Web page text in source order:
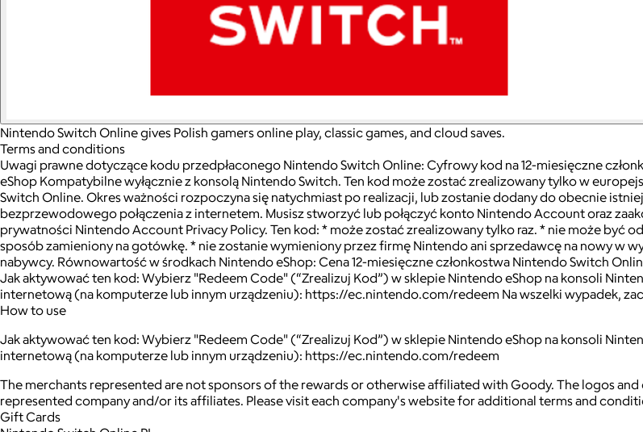
Nintendo Switch Online gives Polish gamers online play, classic games, and cloud saves.
Terms and conditions
Uwagi prawne dotyczące kodu przedpłaconego Nintendo Switch Online: Cyfrowy kod na 12-miesięczne
eShop Kompatybilne wyłącznie z konsolą Nintendo Switch. Ten kod może zostać zrealizowany tylko w
Switch Online. Okres ważności rozpoczyna się natychmiast po realizacji, lub zostanie dodany do obecnie
bezprzewodowego połączenia z internetem. Musisz stworzyć lub połączyć konto Nintendo Account oraz
prywatności Nintendo Account Privacy Policy. Ten kod: * może zostać zrealizowany tylko raz. * nie może być
sposób zamieniony na gotówkę. * nie zostanie wymieniony przez firmę Nintendo ani sprzedawcę na nowy w
nabywcy. Równowartość w środkach Nintendo eShop: Cena 12-miesięczne członkostwa Nintendo Switch
Jak aktywować ten kod: Wybierz "Redeem Code" (“Zrealizuj Kod”) w sklepie Nintendo eShop na konsoli
internetową (na komputerze lub innym urządzeniu): https://ec.nintendo.com/redeem Na wszelki wypadek,
How to use
Jak aktywować ten kod: Wybierz "Redeem Code" (“Zrealizuj Kod”) w sklepie Nintendo eShop na konsoli
internetową (na komputerze lub innym urządzeniu): https://ec.nintendo.com/redeem
The merchants represented are not sponsors of the rewards or otherwise affiliated with Goody. The logos
represented company and/or its affiliates. Please visit each company's website for additional terms and
Gift Cards